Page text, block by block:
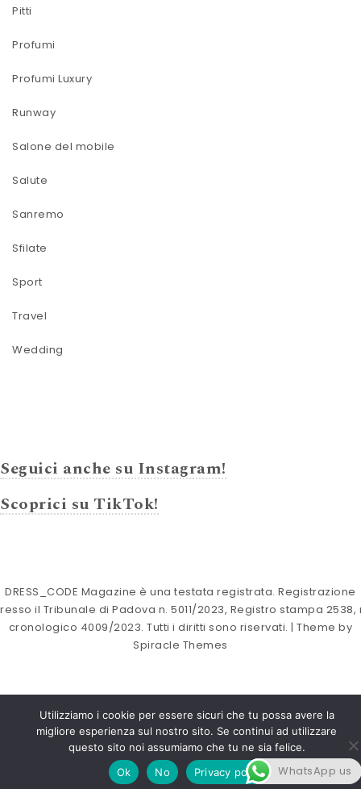
Pitti
Profumi
Profumi Luxury
Runway
Salone del mobile
Salute
Sanremo
Sfilate
Sport
Travel
Wedding
Seguici anche su Instagram!
Scoprici su TikTok!
DRESS_CODE Magazine è una testata registrata. Registrazione
il Tribunale di Padova n. 5011/2023, Registro stampa 2538,
cronologico 4009/2023. Tutti i diritti sono riservati. | Theme by
Spiracle Themes
WhatsApp us
Utilizziamo i cookie per essere sicuri che tu possa avere la
migliore esperienza sul nostro sito. Se continui ad utilizzare
questo sito noi assumiamo che tu ne sia felice.
Ok
No Privacy policy